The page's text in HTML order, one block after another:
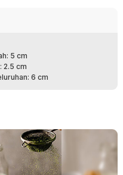
merupakan salah satu
Meletakkan di
bambu akan bagus
stand sangat diperlukan
dalam jangka waktu lama
merata. Supaya hal
sangat diperlukan karena
sempurna. Proses
tumbuhnya jamur serta
5 cm
2.5 cm
6 cm